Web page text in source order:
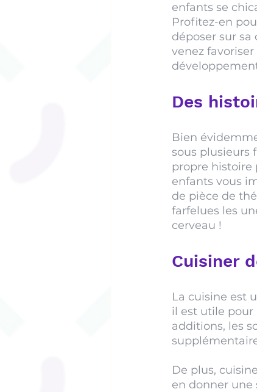
enfants se
Profitez-en
déposer sur
venez
Des
Bien
sous plusieurs
propre histoire
enfants vous
de pièce de
farfelues les
cerveau !
Cuisiner
La cuisine est
il est utile pour
additions, les
De plus,
en donner une